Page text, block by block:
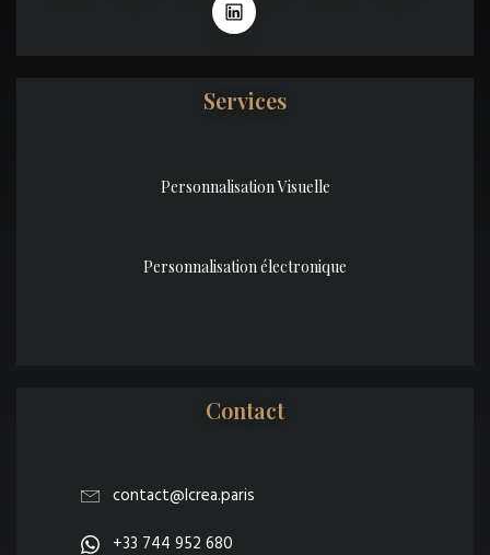
Services
Personnalisation Visuelle
Personnalisation électronique
Contact
contact@lcrea.paris
+33 744 952 680